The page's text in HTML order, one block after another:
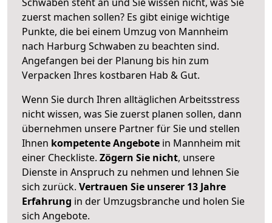
zuerst machen sollen? Es gibt einige wichtige
Punkte, die bei einem Umzug von Mannheim
nach Harburg Schwaben zu beachten sind.
Angefangen bei der Planung bis hin zum
Verpacken Ihres kostbaren Hab & Gut.
Wenn Sie durch Ihren alltäglichen Arbeitsstress
nicht wissen, was Sie zuerst planen sollen, dann
übernehmen unsere Partner für Sie und stellen
Ihnen kompetente Angebote in Mannheim mit
einer Checkliste. Zögern Sie nicht, unsere
Dienste in Anspruch zu nehmen und lehnen Sie
sich zurück. Vertrauen Sie unserer 13 Jahre
Erfahrung in der Umzugsbranche und holen Sie
sich Angebote.